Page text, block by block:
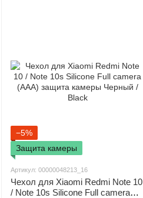
−5%
Защита камеры
Артикул: 00000048213_16
Чехол для Xiaomi Redmi Note 10
/ Note 10s Silicone Full camera